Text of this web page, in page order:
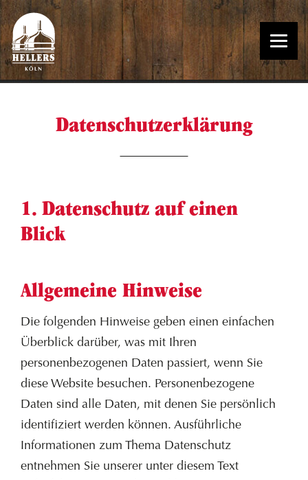
Datenschutz­erklärung
1. Datenschutz auf einen
Blick
Allgemeine Hinweise
Die folgenden Hinweise geben einen einfachen
Überblick darüber, was mit Ihren
personenbezogenen Daten passiert, wenn Sie
diese Website besuchen. Personenbezogene
Daten sind alle Daten, mit denen Sie persönlich
identifiziert werden können. Ausführliche
Informationen zum Thema Datenschutz
entnehmen Sie unserer unter diesem Text